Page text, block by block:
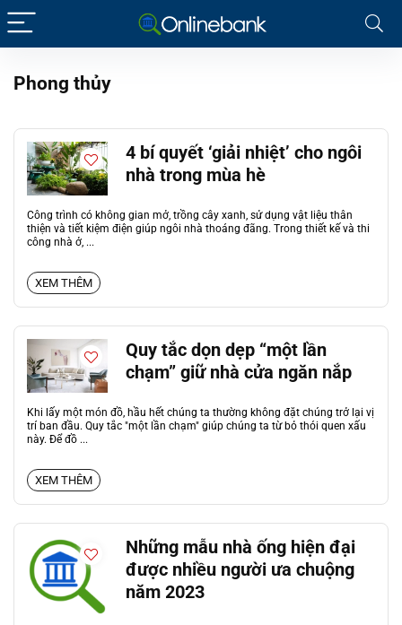
Phong thủy
4 bí quyết ‘giải nhiệt’ cho ngôi
nhà trong mùa hè
Công trình có không gian mở, trồng cây xanh, sử dụng vật liệu thân
thiện và tiết kiệm điện giúp ngôi nhà thoáng đãng. Trong thiết kế và thi
công nhà ở, ...
XEM THÊM
Quy tắc dọn dẹp “một lần
chạm” giữ nhà cửa ngăn nắp
Khi lấy một món đồ, hầu hết chúng ta thường không đặt chúng trở lại vị
trí ban đầu. Quy tắc "một lần chạm" giúp chúng ta từ bỏ thói quen xấu
này. Để đồ ...
XEM THÊM
Những mẫu nhà ống hiện đại
được nhiều người ưa chuộng
năm 2023